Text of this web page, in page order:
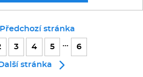
Předchozí stránka
3 4 5 ... 6
Další stránka